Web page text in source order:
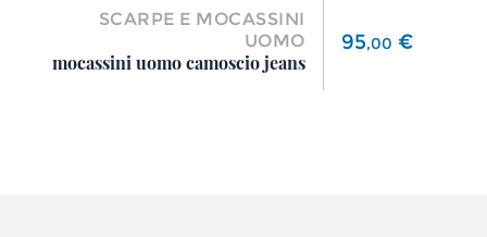
SCARPE E MOCASSINI
UOMO
mocassini uomo camoscio jeans
Prezzo
95,00 €